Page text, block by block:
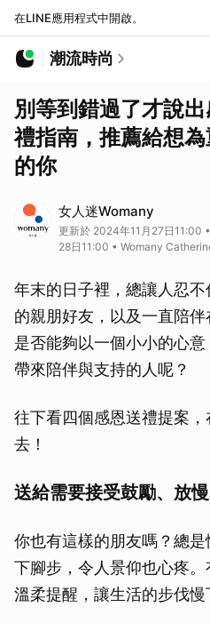
在LINE應用程式中開啟。
潮流時尚
別等到錯過了才說
禮指南，推薦給想
的你
女人迷Womany
更新於 2024年11月27日11:00
28日11:00 • Womany
年末的日子裡，總讓人忍
的親朋好友，以及一直陪
是否能夠以一個小小的心
帶來陪伴與支持的人呢？
往下看四個感恩送禮提案
去！
送給需要接受鼓勵、放
你也有這樣的朋友嗎？總
下腳步，令人景仰也心疼
溫柔提醒，讓生活的步伐慢